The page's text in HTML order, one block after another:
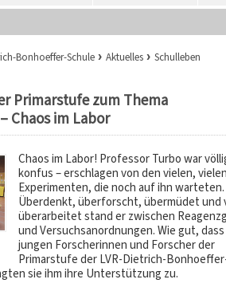
Bonhoeffer-Schule Aktuelles
Schulleben
Primarstufe zum Thema
Chaos im Labor
Chaos im Labor! Professor Turbo war
konfus – erschlagen von den vielen, vielen
Experimenten, die noch auf ihn warteten.
Überdenkt, überforscht, übermüdet und
überarbeitet stand er zwischen
und Versuchsanordnungen. Wie gut,
jungen Forscherinnen und Forscher der
Primarstufe der LVR-Dietrich-
sie ihm ihre Unterstützung zu.